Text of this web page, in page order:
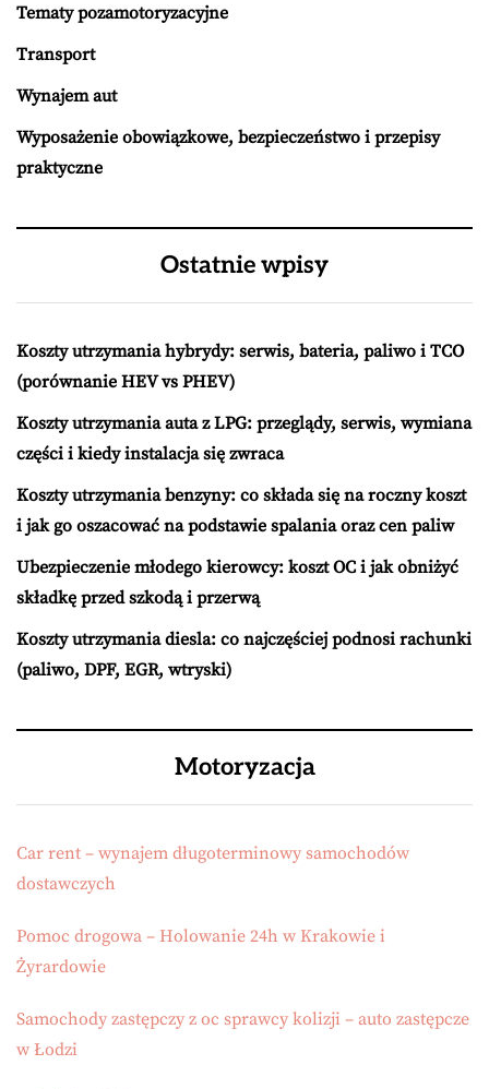
Tematy pozamotoryzacyjne
Transport
Wynajem aut
Wyposażenie obowiązkowe, bezpieczeństwo i przepisy
praktyczne
Ostatnie wpisy
Koszty utrzymania hybrydy: serwis, bateria, paliwo i TCO
(porównanie HEV vs PHEV)
Koszty utrzymania auta z LPG: przeglądy, serwis, wymiana
części i kiedy instalacja się zwraca
Koszty utrzymania benzyny: co składa się na roczny koszt
i jak go oszacować na podstawie spalania oraz cen paliw
Ubezpieczenie młodego kierowcy: koszt OC i jak obniżyć
składkę przed szkodą i przerwą
Koszty utrzymania diesla: co najczęściej podnosi rachunki
(paliwo, DPF, EGR, wtryski)
Motoryzacja
Car rent – wynajem długoterminowy samochodów
dostawczych
Pomoc drogowa – Holowanie 24h w Krakowie i
Żyrardowie
Samochody zastępczy z oc sprawcy kolizji – auto zastępcze
w Łodzi